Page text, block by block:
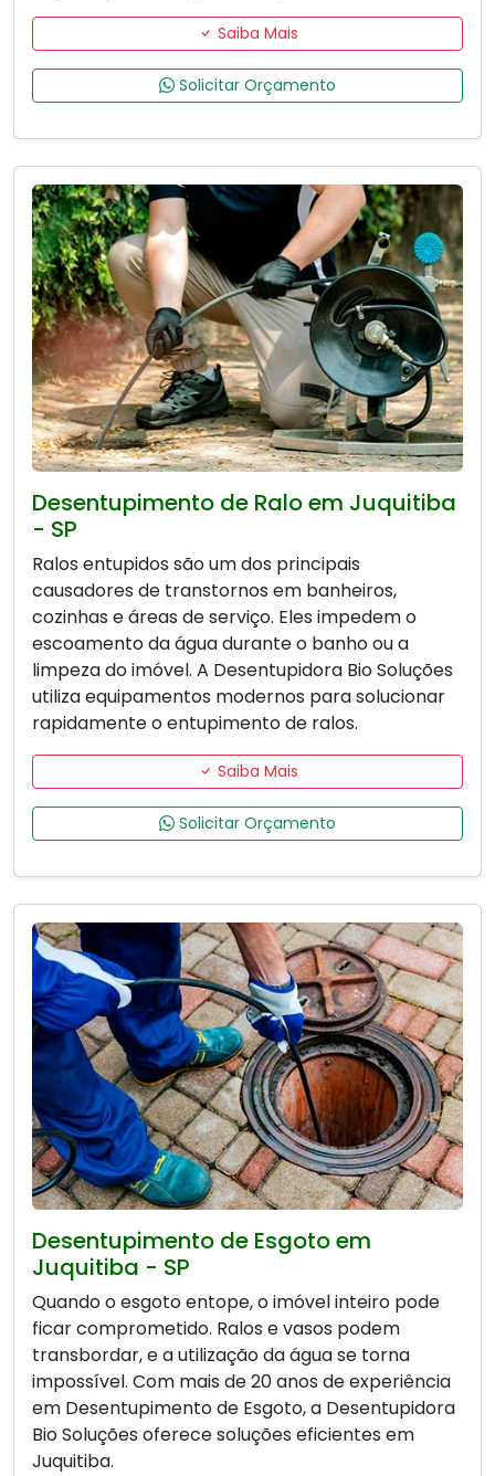
Saiba Mais
Solicitar Orçamento
Desentupimento de Ralo em Juquitiba
- SP
Ralos entupidos são um dos principais
causadores de transtornos em banheiros,
cozinhas e áreas de serviço. Eles impedem o
escoamento da água durante o banho ou a
limpeza do imóvel. A Desentupidora Bio Soluções
utiliza equipamentos modernos para solucionar
rapidamente o entupimento de ralos.
Saiba Mais
Solicitar Orçamento
Desentupimento de Esgoto em
Juquitiba - SP
Quando o esgoto entope, o imóvel inteiro pode
ficar comprometido. Ralos e vasos podem
transbordar, e a utilização da água se torna
impossível. Com mais de 20 anos de experiência
em Desentupimento de Esgoto, a Desentupidora
Bio Soluções oferece soluções eficientes em
Juquitiba.